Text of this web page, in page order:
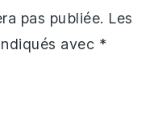
pas publiée. Les
avec *